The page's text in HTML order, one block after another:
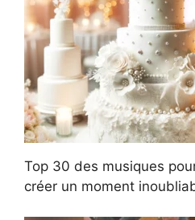
Top 30 des musiques
créer un moment